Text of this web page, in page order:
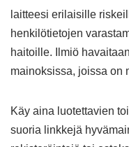
laitteesi erilaisille
henkilötietojen
haitoille. Ilmiö
mainoksissa, joissa on
Käy aina luotettavien
suoria linkkejä